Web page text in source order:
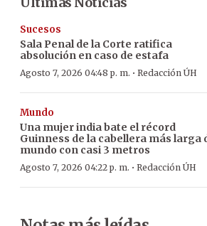
Sucesos
Sala Penal de la Corte ratifica
absolución en caso de estafa
Agosto 7, 2026 04:48 p. m. · Redacción ÚH
Mundo
Una mujer india bate el récord
Guinness de la cabellera más larga
mundo con casi 3 metros
Agosto 7, 2026 04:22 p. m. · Redacción ÚH